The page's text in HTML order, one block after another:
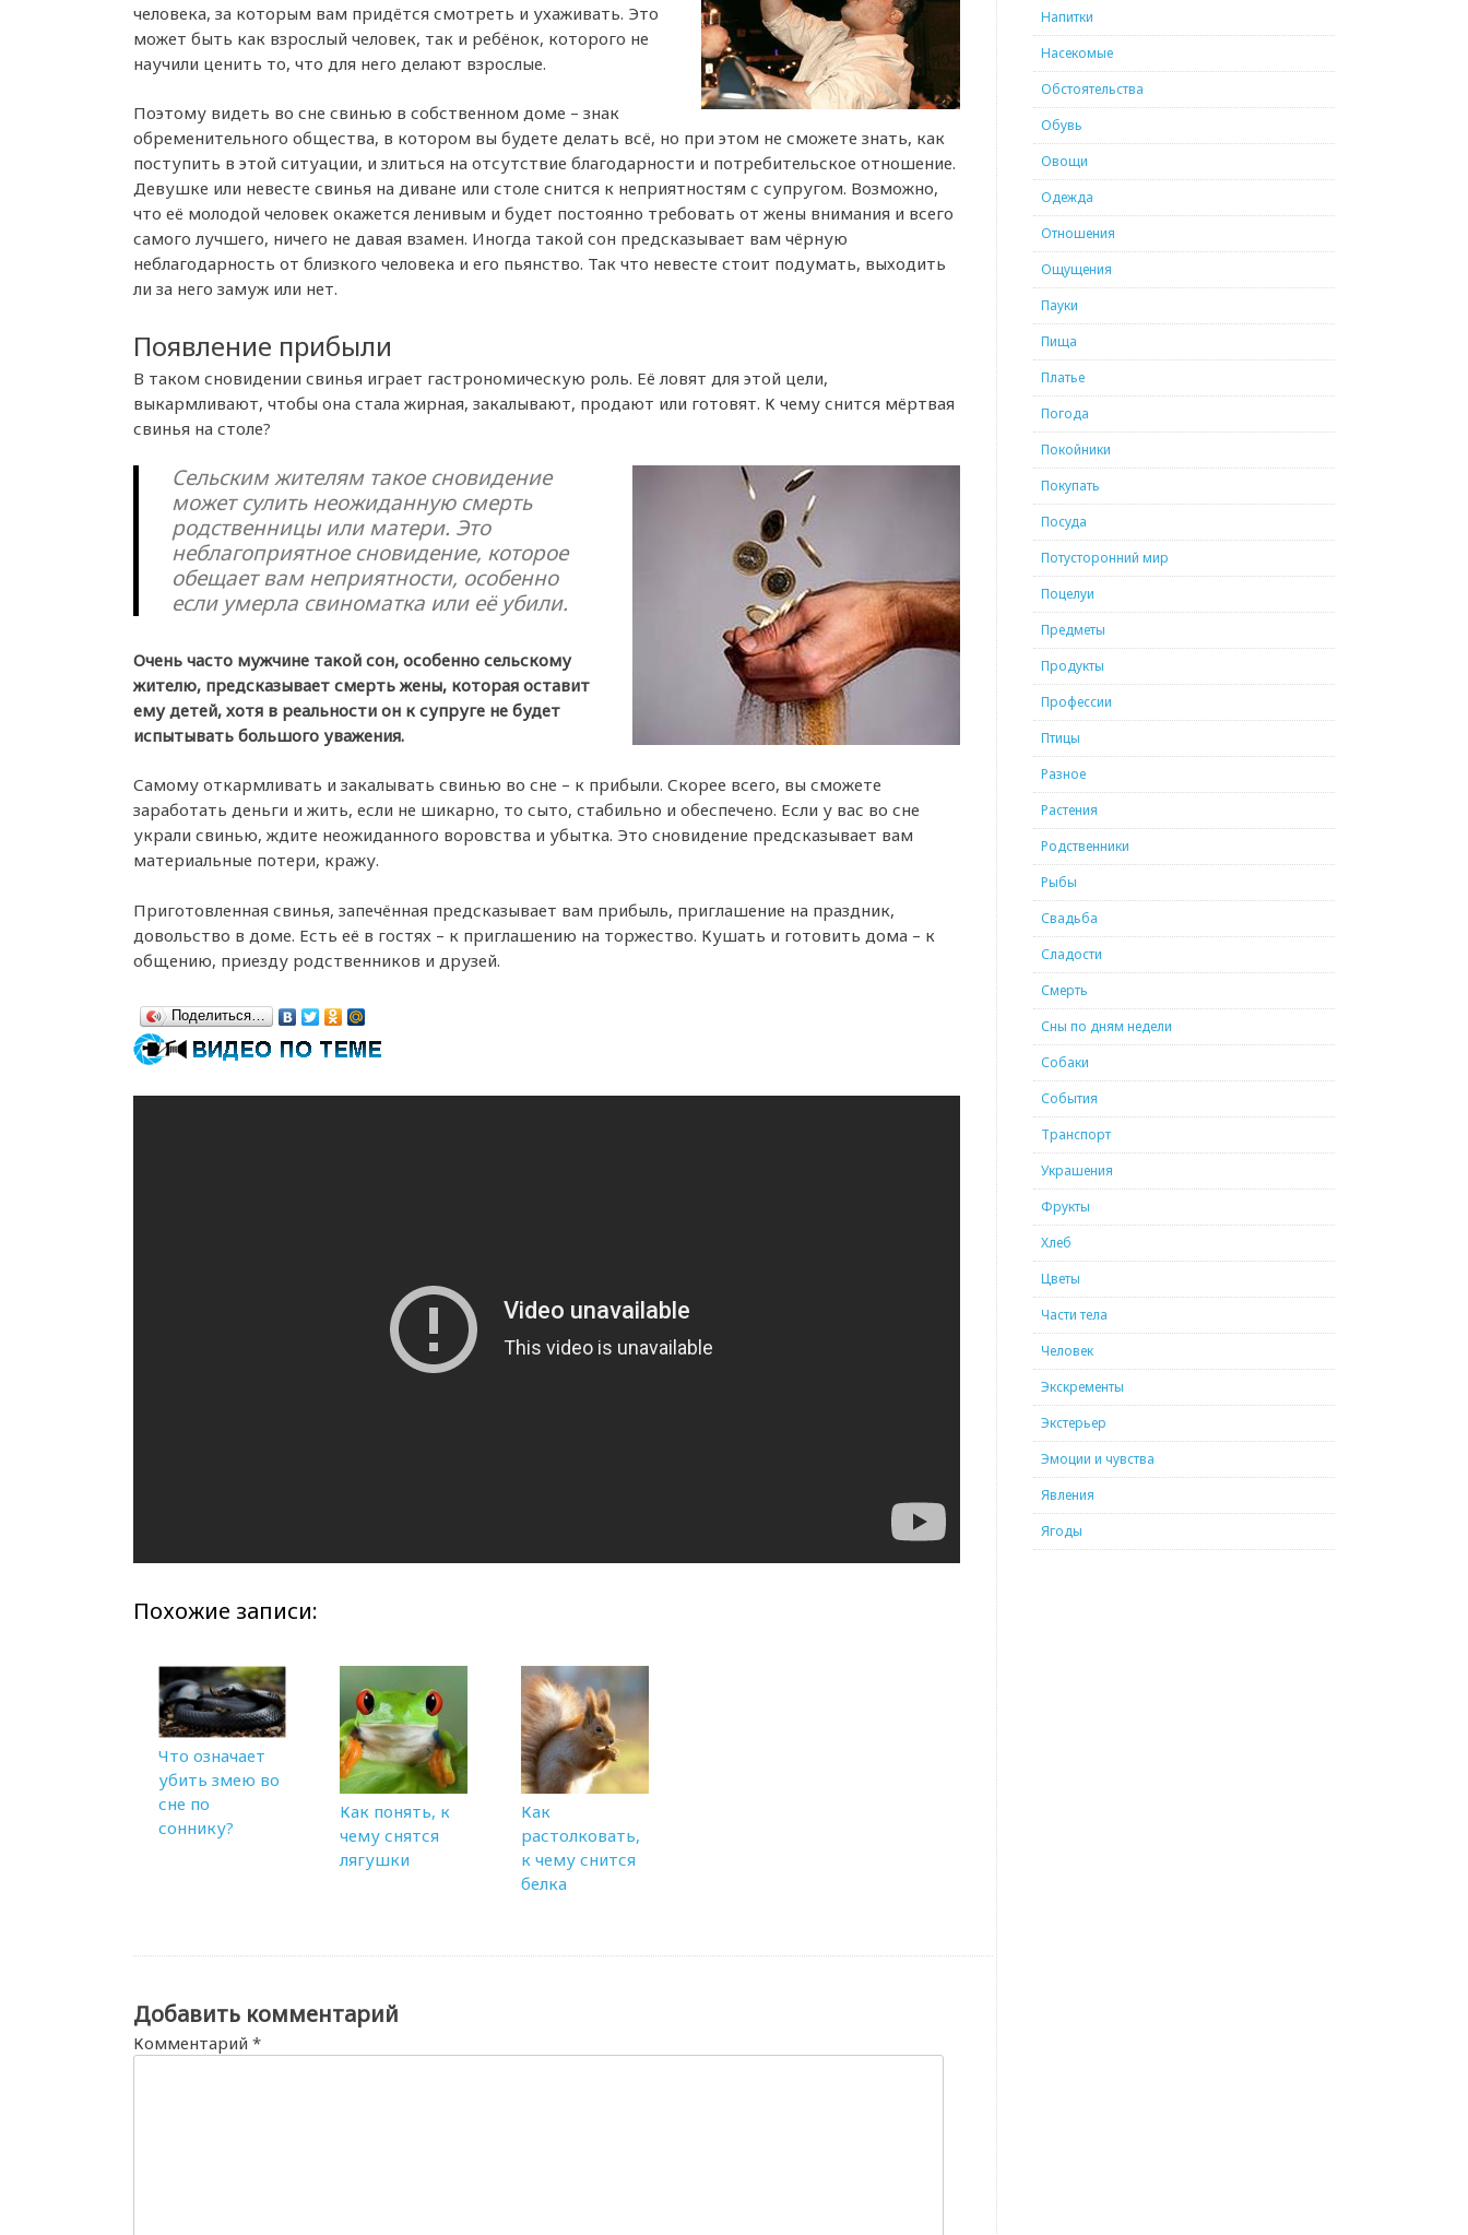
человека, за которым вам придётся смотреть и ухаживать. Это
может быть как взрослый человек, так и ребёнок, которого не
научили ценить то, что для него делают взрослые.
Поэтому видеть во сне свинью в собственном доме – знак
обременительного общества, в котором вы будете делать всё, но при этом не сможете знать, как
поступить в этой ситуации, и злиться на отсутствие благодарности и потребительское отношение.
Девушке или невесте свинья на диване или столе снится к неприятностям с супругом. Возможно,
что её молодой человек окажется ленивым и будет постоянно требовать от жены внимания и всего
самого лучшего, ничего не давая взамен. Иногда такой сон предсказывает вам чёрную
неблагодарность от близкого человека и его пьянство. Так что невесте стоит подумать, выходить
ли за него замуж или нет.
Появление прибыли
В таком сновидении свинья играет гастрономическую роль. Её ловят для этой цели,
выкармливают, чтобы она стала жирная, закалывают, продают или готовят. К чему снится мёртвая
свинья на столе?
Сельским жителям такое сновидение
может сулить неожиданную смерть
родственницы или матери. Это
неблагоприятное сновидение, которое
обещает вам неприятности, особенно
если умерла свиноматка или её убили.
Очень часто мужчине такой сон, особенно сельскому
жителю, предсказывает смерть жены, которая оставит
ему детей, хотя в реальности он к супруге не будет
испытывать большого уважения.
Самому откармливать и закалывать свинью во сне – к прибыли. Скорее всего, вы сможете
заработать деньги и жить, если не шикарно, то сыто, стабильно и обеспечено. Если у вас во сне
украли свинью, ждите неожиданного воровства и убытка. Это сновидение предсказывает вам
материальные потери, кражу.
Приготовленная свинья, запечённая предсказывает вам прибыль, приглашение на праздник,
довольство в доме. Есть её в гостях – к приглашению на торжество. Кушать и готовить дома – к
общению, приезду родственников и друзей.
Поделиться…
Похожие записи:
Что означает
убить змею во
сне по
соннику?
Как понять, к
чему снятся
лягушки
Как
растолковать,
к чему снится
белка
Добавить комментарий
Комментарий *
Напитки
Насекомые
Обстоятельства
Обувь
Овощи
Одежда
Отношения
Ощущения
Пауки
Пища
Платье
Погода
Покойники
Покупать
Посуда
Потусторонний мир
Поцелуи
Предметы
Продукты
Профессии
Птицы
Разное
Растения
Родственники
Рыбы
Свадьба
Сладости
Смерть
Сны по дням недели
Собаки
События
Транспорт
Украшения
Фрукты
Хлеб
Цветы
Части тела
Человек
Экскременты
Экстерьер
Эмоции и чувства
Явления
Ягоды